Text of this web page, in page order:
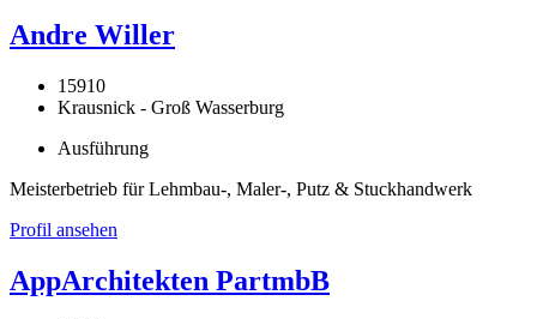
Andre Willer
15910
Krausnick - Groß Wasserburg
Ausführung
Meisterbetrieb für Lehmbau-, Maler-, Putz & Stuckhandwerk
Profil ansehen
AppArchitekten PartmbB